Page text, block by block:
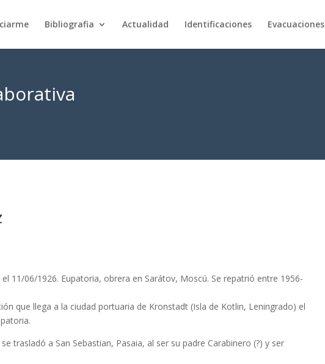
Bibliografia Actualidad Identificaciones Evacuaciones
11/06/1926. Eupatoria, obrera en Sarátov, Moscú. Se repatrió entre 1956-
que llega a la ciudad portuaria de Kronstadt (Isla de Kotlin, Leningrado) el
trasladó a San Sebastian, Pasaia, al ser su padre Carabinero (?) y ser